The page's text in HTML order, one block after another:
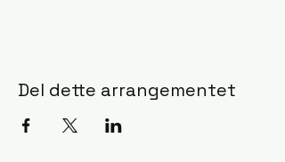
Del dette arrangementet